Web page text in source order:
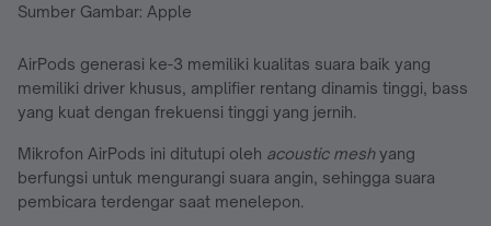
Sumber Gambar: Apple
AirPods generasi ke-3 memiliki kualitas suara baik yang
memiliki driver khusus, amplifier rentang dinamis tinggi, bass
yang kuat dengan frekuensi tinggi yang jernih.
Mikrofon AirPods ini ditutupi oleh acoustic meshyang
berfungsi untuk mengurangi suara angin, sehingga suara
pembicara terdengar saat menelepon.